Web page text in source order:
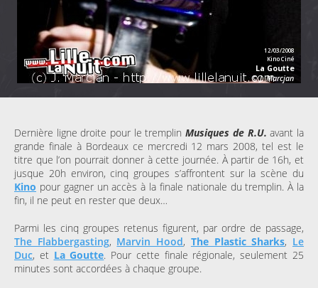
Dernière ligne droite pour le tremplinMusiques de R.U. avant la
grande finale à Bordeaux ce mercredi 12 mars 2008, tel est le
titre que l’on pourrait donner à cette journée. À partir de 16h, et
jusque 20h environ, cinq groupes s’affrontent sur la scène du
Kino pour gagner un accès à la finale nationale du tremplin. À la
fin, il ne peut en rester que deux…
Parmi les cinq groupes retenus figurent, par ordre de passage,
The Flabbergasting, Marvin Hood, The Plastic Sharks, Le
Duc, et La Goutte. Pour cette finale régionale, seulement 25
minutes sont accordées à chaque groupe.